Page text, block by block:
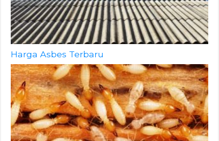
Harga Asbes Terbaru